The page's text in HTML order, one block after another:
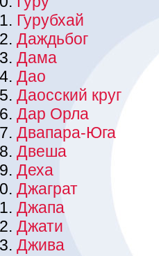
Гурубхай
Даждьбог
Дама
Дао
Даосский круг
Дар Орла
Двапара-Юга
Двеша
Деха
Джаграт
Джапа
Джати
Джива